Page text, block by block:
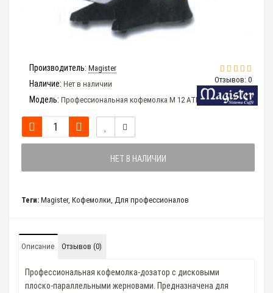
Отзывов: 0
Производитель: Magister
Наличие: Нет в наличии
Модель: Профессиональная кофемолка M 12 ATR (автомат)
НЕТ В НАЛИЧИИ
Теги: Magister, Кофемолки, Для профессионалов
Описание Отзывов (0)
Профессиональная кофемолка-дозатор с дисковыми
плоско-параллельными жерновами. Предназначена для